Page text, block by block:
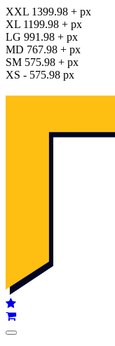
XXL 1399.98 + px
XL 1199.98 + px
LG 991.98 + px
MD 767.98 + px
SM 575.98 + px
XS - 575.98 px